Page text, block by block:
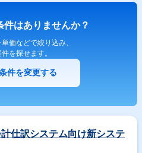
はありませんか？
価などで絞り込み、
を探せます。
件を変更する
仕訳システム向け新システ